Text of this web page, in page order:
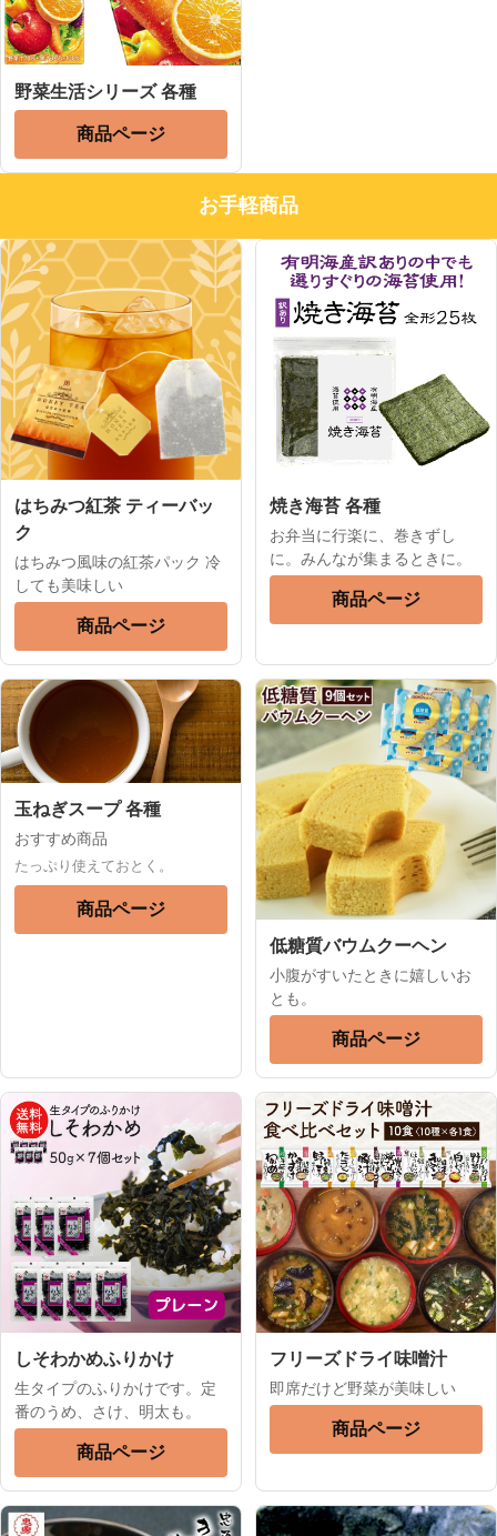
野菜生活シリーズ 各種
商品ページ
お手軽商品
はちみつ紅茶 ティーバッ
ク
はちみつ風味の紅茶パック 冷
しても美味しい
商品ページ
焼き海苔 各種
お弁当に行楽に、巻きずし
に。みんなが集まるときに。
商品ページ
玉ねぎスープ 各種
おすすめ商品
たっぷり使えておとく。
商品ページ
低糖質バウムクーヘン
小腹がすいたときに嬉しいお
とも。
商品ページ
しそわかめふりかけ
生タイプのふりかけです。定
番のうめ、さけ、明太も。
商品ページ
フリーズドライ味噌汁
即席だけど野菜が美味しい
商品ページ